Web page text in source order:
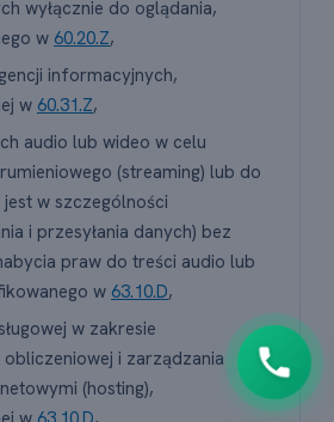
wyłącznie do oglądania,
w 60.20.Z,
informacyjnych,
w 60.31.Z,
audio lub wideo w celu
(streaming) lub do
w szczególności
i przesyłania danych) bez
praw do treści audio lub
w 63.10.D,
w zakresie
i zarządzania
(hosting),
+48
Oddzwoń do mnie
"Oddzwoń do mnie" wyrażasz zgodę na
kontakt pod podanym numerem.
w każdej chwili zrezygnować lub